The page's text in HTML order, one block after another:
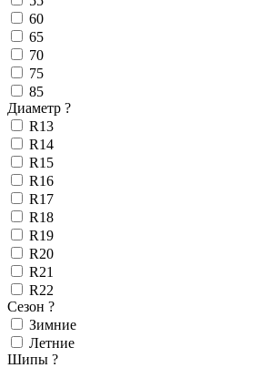
60
65
70
75
85
Диаметр ?
R13
R14
R15
R16
R17
R18
R19
R20
R21
R22
Сезон ?
Зимние
Летние
Шипы ?